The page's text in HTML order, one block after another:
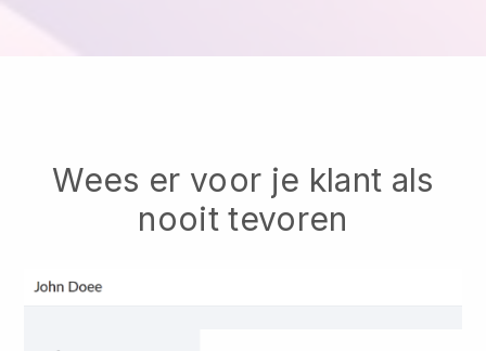
Wees er voor je klant als
nooit tevoren